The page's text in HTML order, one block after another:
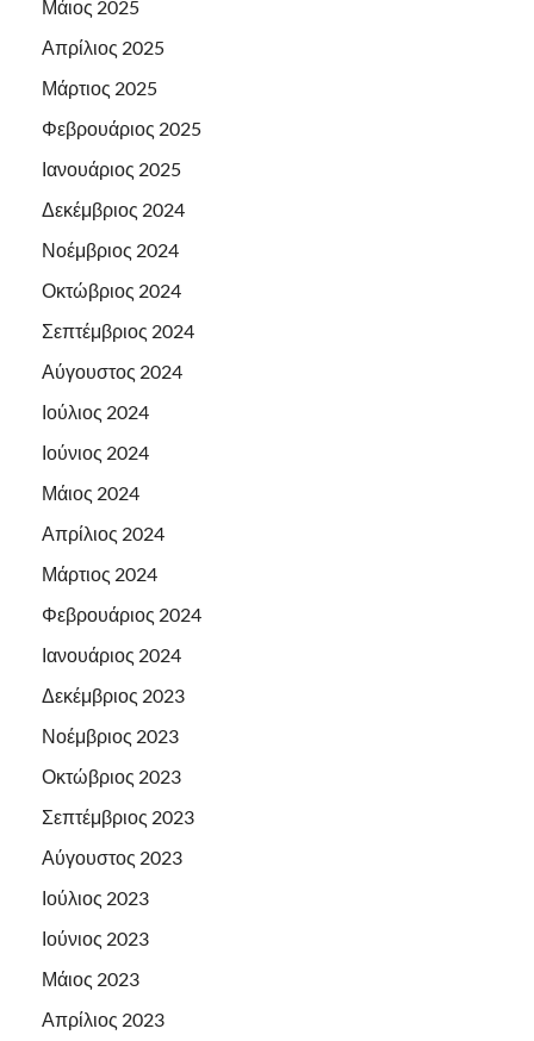
Μάιος 2025
Απρίλιος 2025
Μάρτιος 2025
Φεβρουάριος 2025
Ιανουάριος 2025
Δεκέμβριος 2024
Νοέμβριος 2024
Οκτώβριος 2024
Σεπτέμβριος 2024
Αύγουστος 2024
Ιούλιος 2024
Ιούνιος 2024
Μάιος 2024
Απρίλιος 2024
Μάρτιος 2024
Φεβρουάριος 2024
Ιανουάριος 2024
Δεκέμβριος 2023
Νοέμβριος 2023
Οκτώβριος 2023
Σεπτέμβριος 2023
Αύγουστος 2023
Ιούλιος 2023
Ιούνιος 2023
Μάιος 2023
Απρίλιος 2023